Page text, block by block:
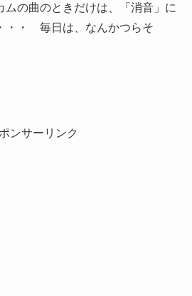
ムの曲のときだけは、「消音」に
・・ 毎日は、なんかつらそ
ンサーリンク